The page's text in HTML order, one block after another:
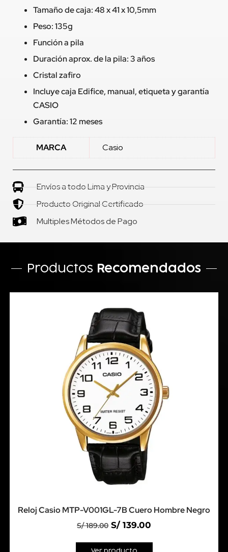
Tamaño de caja: 48 x 41 x 10,5mm
Peso: 135g
Función a pila
Duración aprox. de la pila: 3 años
Cristal zafiro
Incluye caja Edifice, manual, etiqueta y garantía
CASIO
Garantía: 12 meses
MARCA Casio
Envíos a todo Lima y Provincia
Producto Original Certificado
Multiples Métodos de Pago
Productos Recomendados
Reloj Casio MTP-V001GL-7B Cuero Hombre Negro
S/189.00 S/ 139.00